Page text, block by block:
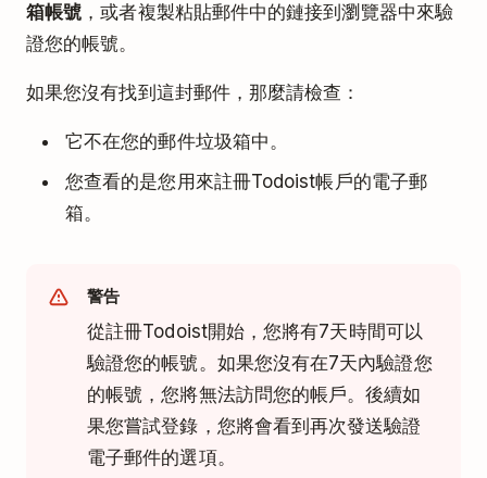
箱帳號 ，或者複製粘貼郵件中的鏈接到瀏覽器中來驗
證您的帳號。
如果您沒有找到這封郵件，那麼請檢查：
它不在您的郵件垃圾箱中。
您查看的是您用來註冊Todoist帳戶的電子郵
箱。
警告
從註冊Todoist開始，您將有7天時間可以
驗證您的帳號。如果您沒有在7天內驗證您
的帳號，您將無法訪問您的帳戶。後續如
果您嘗試登錄，您將會看到再次發送驗證
電子郵件的選項。